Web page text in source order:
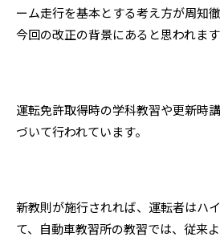
ーム走行を基本とする考え方が周知
今回の改正の背景にあると思われます
運転免許取得時の学科教習や更新時
づいて行われています。
新教則が施行されれば、運転者はハ
て、自動車教習所の教習では、従来